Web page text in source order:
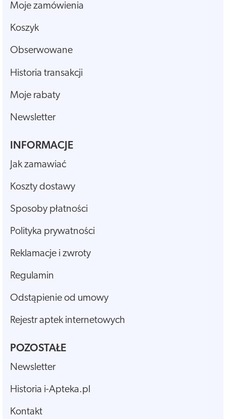
Moje zamówienia
Koszyk
Obserwowane
Historia transakcji
Moje rabaty
Newsletter
INFORMACJE
Jak zamawiać
Koszty dostawy
Sposoby płatności
Polityka prywatności
Reklamacje i zwroty
Regulamin
Odstąpienie od umowy
Rejestr aptek internetowych
POZOSTAŁE
Newsletter
Historia i-Apteka.pl
Kontakt